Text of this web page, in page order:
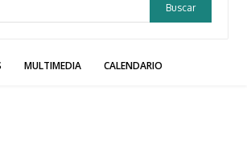
Buscar
MULTIMEDIA CALENDARIO